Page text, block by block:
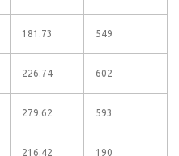
181.73 549
226.74 602
279.62 593
216.42 190